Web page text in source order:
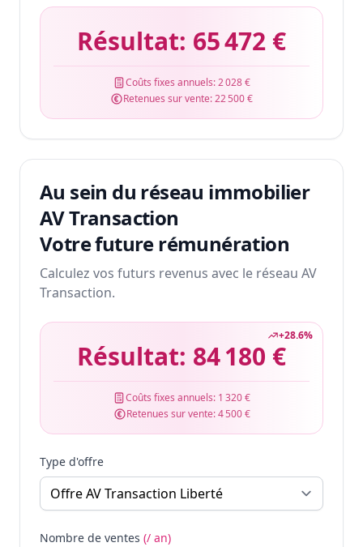
Résultat: 65 472 €
Coûts fixes annuels:2 028 €
Retenues sur vente:22 500 €
Au sein du réseau immobilier
AV Transaction
Votre future rémunération
Calculez vos futurs revenus avec le réseau AV
Transaction.
+28.6%
Résultat: 84 180 €
Coûts fixes annuels: 1 320 €
Retenues sur vente:4 500 €
Type d'offre
Nombre de ventes (/ an)